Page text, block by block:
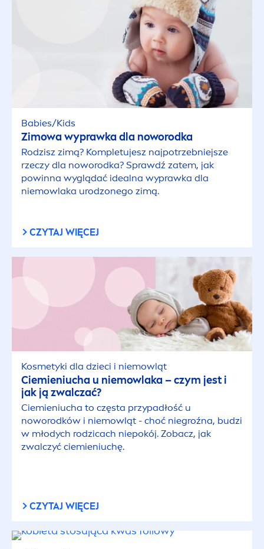
Kosmetyki do opalania
Kosmetyki do pielęgnacji włosów
Kosmetyki do pielęgnacji włosów
Kosmetyki do stylizacji włosów
Kosmetyki do twarzy dla mężczyzn
Kosmetyki do włosów dla mężczyzn
Kosmetyki męskie do ciała
Kremy do rąk
Kremy pod oczy
Mycie ciała
Ochrona przeciwsłoneczna
Oczyszczanie twarzy
Pielęgnacja ciała
Pielęgnacja twarzy
Płyny i emulsje do higieny intymnej
Babies/Kids
Zimowa wyprawka dla noworodka
Rodzisz zimą? Kompletujesz najpotrzebniejsze
rzeczy dla noworodka? Sprawdź zatem, jak
powinna wyglądać idealna wyprawka dla
niemowlaka urodzonego zimą.
CZYTAJ WIĘCEJ
Kosmetyki dla dzieci i niemowląt
Ciemieniucha u niemowlaka – czym jest i
jak ją zwalczać?
Ciemieniucha to częsta przypadłość u
noworodków i niemowląt - choć niegroźna, budzi
w młodych rodzicach niepokój. Zobacz, jak
zwalczyć ciemieniuchę.
CZYTAJ WIĘCEJ